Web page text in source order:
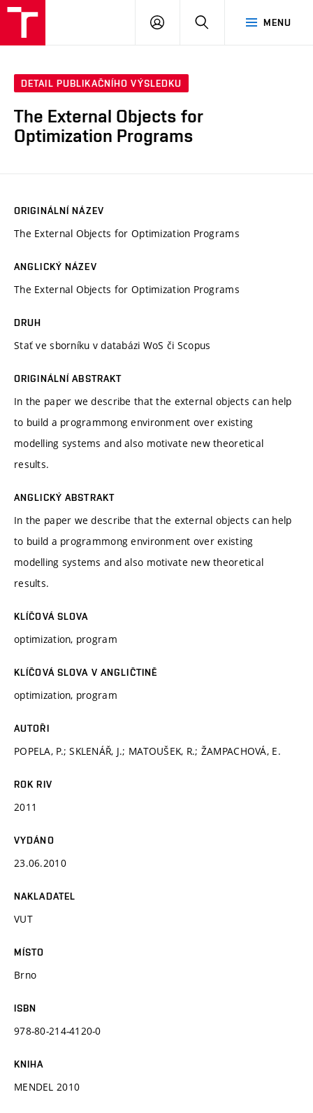
MENU
PŘIHLÁSIT
DETAIL PUBLIKAČNÍHO VÝSLEDKU
The External Objects for
Optimization Programs
ORIGINÁLNÍ NÁZEV
The External Objects for Optimization Programs
ANGLICKÝ NÁZEV
The External Objects for Optimization Programs
DRUH
Stať ve sborníku v databázi WoS či Scopus
ORIGINÁLNÍ ABSTRAKT
In the paper we describe that the external objects can help
to build a programmong environment over existing
modelling systems and also motivate new theoretical
results.
ANGLICKÝ ABSTRAKT
In the paper we describe that the external objects can help
to build a programmong environment over existing
modelling systems and also motivate new theoretical
results.
KLÍČOVÁ SLOVA
optimization, program
KLÍČOVÁ SLOVA V ANGLIČTINĚ
optimization, program
AUTOŘI
POPELA, P.; SKLENÁŘ, J.; MATOUŠEK, R.; ŽAMPACHOVÁ, E.
ROK RIV
2011
VYDÁNO
23.06.2010
NAKLADATEL
VUT
MÍSTO
Brno
ISBN
978-80-214-4120-0
KNIHA
MENDEL 2010